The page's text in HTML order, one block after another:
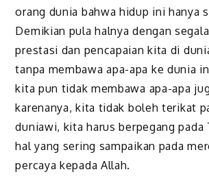
orang dunia bahwa hidup ini hanya
Demikian pula halnya dengan
prestasi dan pencapaian kita di
tanpa membawa apa-apa ke dunia
kita pun tidak membawa apa-apa
karenanya, kita tidak boleh terikat
duniawi, kita harus berpegang pada
hal yang sering sampaikan pada
percaya kepada Allah.